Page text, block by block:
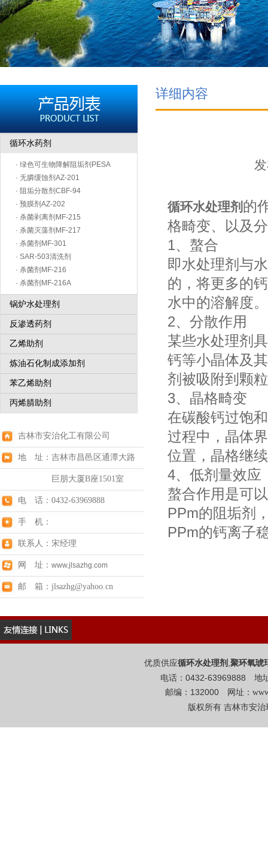
循环水药剂
· 绿色可生物降解阻垢剂PESA
· 无膦缓蚀剂AZ-201
· 阻垢分散剂CBF-94
· 预膜剂AZ-202
· 杀菌剥离剂MF-215
· 杀菌灭藻剂MF-217
· 杀菌剂MF-301
· SAR-503清洗剂
· 杀菌剂MF-216
· 杀菌剂MF-216A
锅炉水处理剂
反渗透药剂
乙烯助剂
炼油石化制成添加剂
苯乙烯助剂
丙烯腈助剂
吉林市安治化工有限公司
地 址：吉林市昌邑区通潭大路
巨朋大厦B座1501室
电 话：0432-63969888
手 机：
联系人：宋经理
网 址： www.jlsazhg.com
邮 箱：jlsazhg@yahoo.cn
详细内容
循环水处理剂 的
格畸变、以及
1、螯合
即水处理剂与
的，将更多的
水中的溶解度。
2、分散作用
某些水处理剂
钙等小晶体及
剂被吸附到颗
3、晶格畸变
在碳酸钙过饱
过程中，晶体
位置，晶格继
4、低剂量效应
螯合作用是可
PPm的阻垢剂
PPm的钙离子
优质供应循环水处理剂 ,聚环氧琥
电话：0432-63969888 地
邮编：132000 网址：
版权所有 吉林市安